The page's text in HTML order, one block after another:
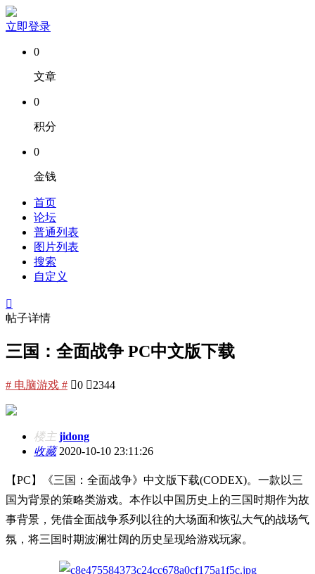
立即登录
0
文章
0
积分
0
金钱
首页
论坛
普通列表
图片列表
搜索
自定义

帖子详情
三国：全面战争 PC中文版下载
# 电脑游戏 # 0 2344
楼主 jidong
收藏2020-10-10 23:11:26
【PC】《三国：全面战争》中文版下载(CODEX)。一款以三
国为背景的策略类游戏。本作以中国历史上的三国时期作为故
事背景，凭借全面战争系列以往的大场面和恢弘大气的战场气
氛，将三国时期波澜壮阔的历史呈现给游戏玩家。